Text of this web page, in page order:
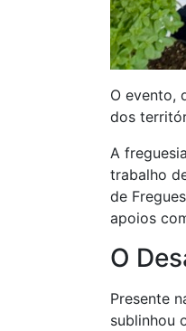
O evento,
dos
A
trabalho
de
apoios
O
Presente
sublinhou